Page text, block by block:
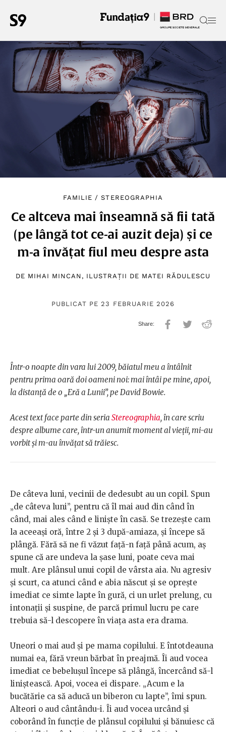
FAMILIE /STEREOGRAPHIA
Ce altceva mai înseamnă să fii tată
(pe lângă tot ce-ai auzit deja) și ce
m-a învățat fiul meu despre asta
DE MIHAI MINCAN , ILUSTRAȚII DE MATEI RĂDULESCU
PUBLICAT PE 23 FEBRUARIE 2026
Într-o noapte din vara lui 2009, băiatul meu a întâlnit
pentru prima oară doi oameni noi: mai întâi pe mine, apoi,
la distanță de o „Eră a Lunii”, pe David Bowie.
Acest text face parte din seria Stereographia, în care scriu
despre albume care, într-un anumit moment al vieții, mi-au
vorbit și m-au învățat să trăiesc.
De câteva luni, vecinii de dedesubt au un copil. Spun
„de câteva luni”, pentru că îl mai aud din când în
când, mai ales când e liniște în casă. Se trezește cam
la aceeași oră, între 2 și 3 după-amiaza, și începe să
plângă. Fără să ne fi văzut față-n față până acum, aș
spune că are undeva la șase luni, poate ceva mai
mult. Are plânsul unui copil de vârsta aia. Nu agresiv
și scurt, ca atunci când e abia născut și se oprește
imediat ce simte lapte în gură, ci un urlet prelung, cu
intonații și suspine, de parcă primul lucru pe care
trebuia să-l descopere în viața asta era drama.
Uneori o mai aud și pe mama copilului. E întotdeauna
numai ea, fără vreun bărbat în preajmă. Îi aud vocea
imediat ce bebelușul începe să plângă, încercând să-l
liniștească. Apoi, vocea ei dispare. „Acum e la
bucătărie ca să aducă un biberon cu lapte”, îmi spun.
Alteori o aud cântându-i. Îi aud vocea urcând și
coborând în funcție de plânsul copilului și bănuiesc că